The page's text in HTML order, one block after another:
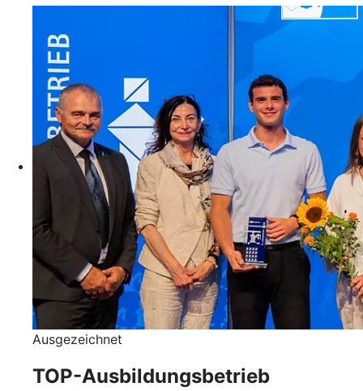
Ausgezeichnet
TOP-Ausbildungsbetrieb